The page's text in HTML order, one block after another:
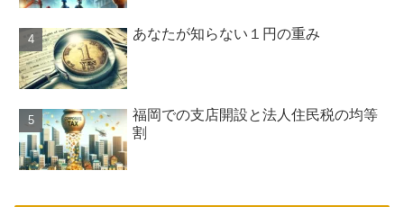
あなたが知らない１円の重み
福岡での支店開設と法人住民税の均等
割